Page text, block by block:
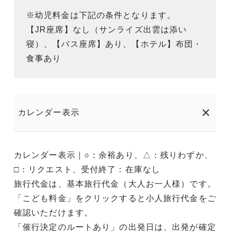
※幼児料金は下記の条件となります。
【JR座席】なし（サンライズ出雲は添い
寝）、【バス座席】あり、【ホテル】布団・
食事あり
カレンダー表示
カレンダー表示｜○：余裕あり、△：残りわずか、
□：リクエスト、受付終了：在庫なし
旅行代金は、基本旅行代金（大人お一人様）です。
「こども料金」をクリックすると小人旅行代金をご
確認いただけます。
「催行決定のルートあり」の出発日は、出発が確定